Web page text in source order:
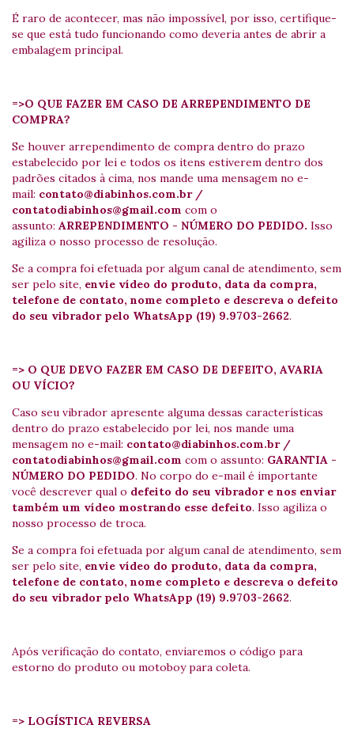
É raro de acontecer, mas não impossível, por isso, certifique-
se que está tudo funcionando como deveria antes de abrir a
embalagem principal.
=>O QUE FAZER EM CASO DE ARREPENDIMENTO DE
COMPRA?
Se houver arrependimento de compra dentro do prazo
estabelecido por lei e todos os itens estiverem dentro dos
padrões citados à cima, nos mande uma mensagem no e-
mail: contato@diabinhos.com.br/
contatodiabinhos@gmail.com com o
assunto: ARREPENDIMENTO - NÚMERO DO PEDIDO. Isso
agiliza o nosso processo de resolução.
Se a compra foi efetuada por algum canal de atendimento, sem
ser pelo site, envie vídeo do produto, data da compra,
telefone de contato, nome completo e descreva o defeito
do seu vibrador pelo WhatsApp (19) 9.9703-2662.
=> O QUE DEVO FAZER EM CASO DE DEFEITO, AVARIA
OU VÍCIO?
Caso seu vibrador apresente alguma dessas características
dentro do prazo estabelecido por lei, nos mande uma
mensagem no e-mail: contato@diabinhos.com.br/
contatodiabinhos@gmail.com com o assunto: GARANTIA -
NÚMERO DO PEDIDO. No corpo do e-mail é importante
você descrever qual o defeito do seu vibrador e nos enviar
também um vídeo mostrando esse defeito. Isso agiliza o
nosso processo de troca.
Se a compra foi efetuada por algum canal de atendimento, sem
ser pelo site, envie vídeo do produto, data da compra,
telefone de contato, nome completo e descreva o defeito
do seu vibrador pelo WhatsApp (19) 9.9703-2662.
Após verificação do contato, enviaremos o código para
estorno do produto ou motoboy para coleta.
=> LOGÍSTICA REVERSA